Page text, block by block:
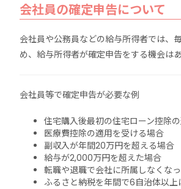
会社員の確定申告について
会社員や公務員などの給与所得者では、
め、給与所得者が確定申告をする機会は
会社員等で確定申告が必要な例
住宅購入後最初の住宅ローン控除
医療費控除の適用を受ける場合
副収入が年間20万円を超える場合
給与が2,000万円を超えた場合
転職や退職で会社に所属しなくな
ふるさと納税を年間で6自治体以上